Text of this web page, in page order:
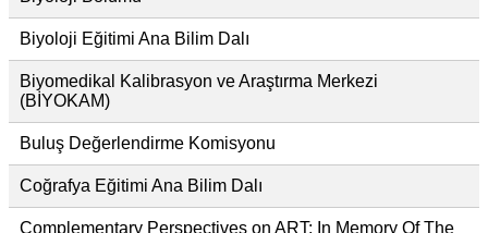
Biyoloji Eğitimi Ana Bilim Dalı
Biyomedikal Kalibrasyon ve Araştırma Merkezi
(BİYOKAM)
Buluş Değerlendirme Komisyonu
Coğrafya Eğitimi Ana Bilim Dalı
Complementary Perspectives on ART: In Memory Of The